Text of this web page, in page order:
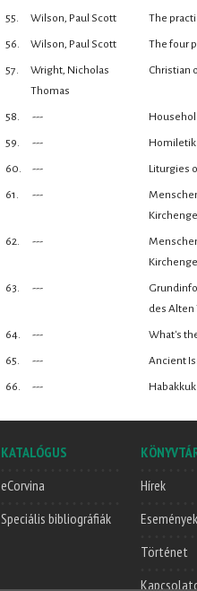
55. Wilson, Paul Scott The
56. Wilson, Paul Scott The four
57.
Wright, Nicholas
Thomas
Christian
58. ---
59. ---
60. --- Liturgies
61. ---
62. ---
63. ---
des Alten
64. --- What's
65. --- Ancient
66. ---
KATALÓGUS
eCorvina
Speciális bibliográfiák
Hírek
Események
Történet